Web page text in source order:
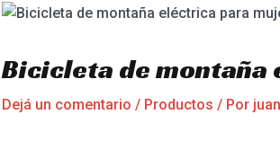
Bicicleta de
Dejá un comentario / Productos / Por